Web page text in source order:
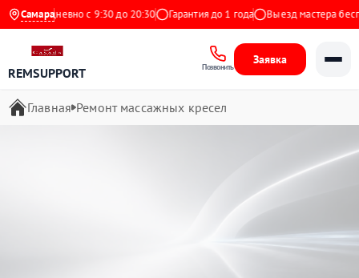
Самара
Ежедневно с 9:30 до 20:30 Гарантия до 1 года Выезд мастера
REMSUPPORT Позвонить
Заявка
Главная Ремонт массажных кресел